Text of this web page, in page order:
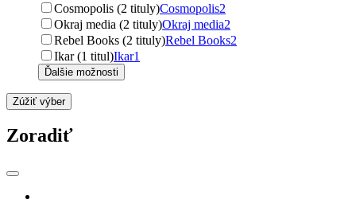
Cosmopolis (2 tituly)Cosmopolis2
Okraj media (2 tituly)Okraj media2
Rebel Books (2 tituly)Rebel Books2
Ikar (1 titul)Ikar1
Ďalšie možnosti
Zúžiť výber
Zoradiť